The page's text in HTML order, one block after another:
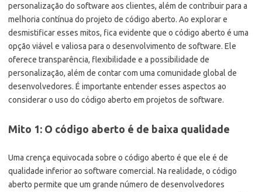
personalização do software aos clientes, além de contribuir para a
melhoria contínua do projeto de código aberto. Ao explorar e
desmistificar esses mitos, fica evidente que o código aberto é uma
opção viável e valiosa para o desenvolvimento de software. Ele
oferece transparência, flexibilidade e a possibilidade de
personalização, além de contar com uma comunidade global de
desenvolvedores. É importante entender esses aspectos ao
considerar o uso do código aberto em projetos de software.
Mito 1: O código aberto é de baixa qualidade
Uma crença equivocada sobre o código aberto é que ele é de
qualidade inferior ao software comercial. Na realidade, o código
aberto permite que um grande número de desenvolvedores